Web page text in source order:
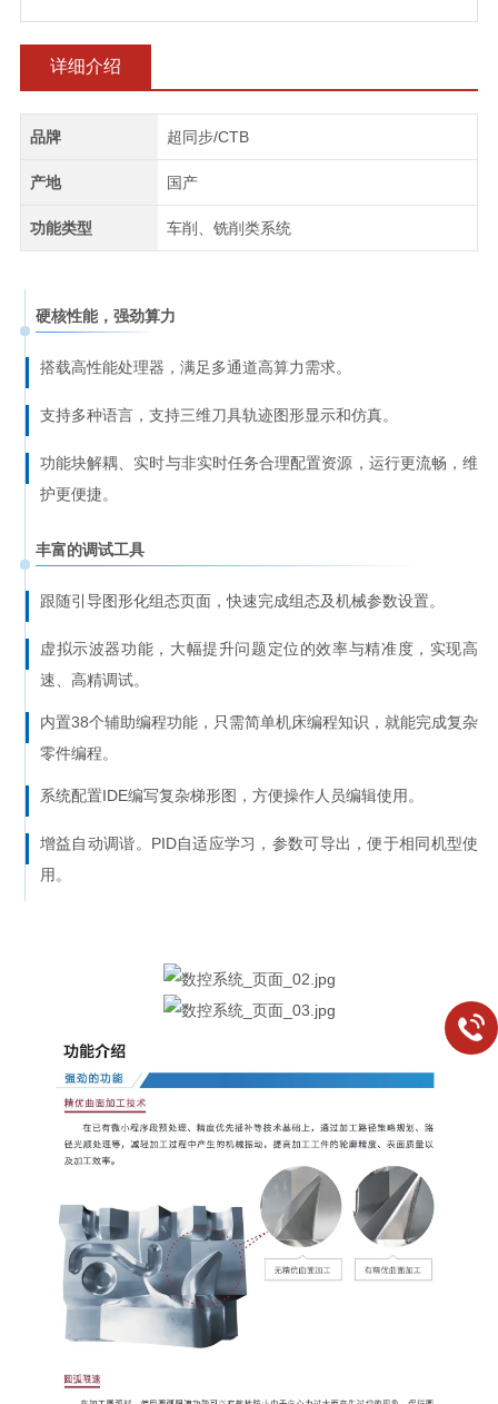
详细介绍
品牌 超同步/CTB
产地 国产
功能类型 车削、铣削类系统
硬核性能，强劲算力
搭载高性能处理器，满足多通道高算力需求。
支持多种语言，支持三维刀具轨迹图形显示和仿真。
功能块解耦、实时与非实时任务合理配置资源，运行更流畅，维
护更便捷。
丰富的调试工具
跟随引导图形化组态页面，快速完成组态及机械参数设置。
虚拟示波器功能，大幅提升问题定位的效率与精准度，实现高
速、高精调试。
内置38个辅助编程功能，只需简单机床编程知识，就能完成复杂
零件编程。
系统配置IDE编写复杂梯形图，方便操作人员编辑使用。
增益自动调谐。PID自适应学习，参数可导出，便于相同机型使
用。